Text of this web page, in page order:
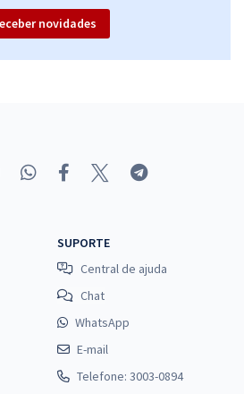
R$ 503,92à vista
12x de R$41,99
Regional Federal da 1ª Região - Técnico
- Especialidade: Edificações
Comprar
Regional Federal da 1ª Região -
novidades
SUPORTE
Central de ajuda
Chat
WhatsApp
E-mail
Telefone: 3003-0894